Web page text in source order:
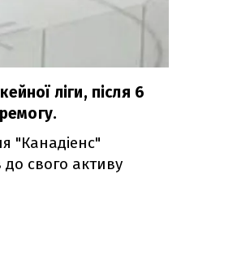
ліги, після 6
"Канадіенс"
свого активу